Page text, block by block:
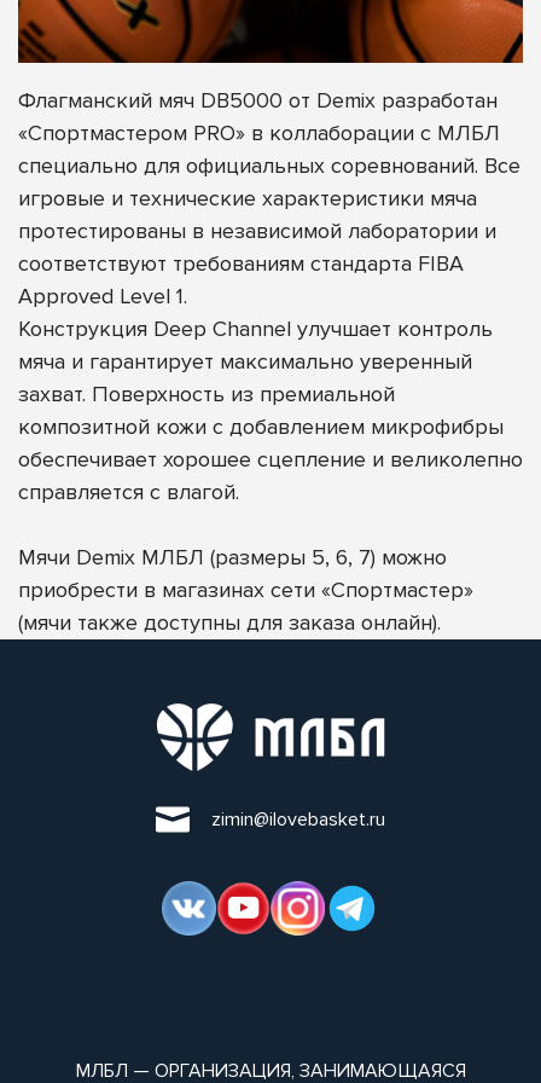
Флагманский мяч DB5000 от Demix разработан
«Спортмастером PRO» в коллаборации с МЛБЛ
специально для официальных соревнований. Все
игровые и технические характеристики мяча
протестированы в независимой лаборатории и
соответствуют требованиям стандарта FIBA
Approved Level 1.
Конструкция Deep Channel улучшает контроль
мяча и гарантирует максимально уверенный
захват. Поверхность из премиальной
композитной кожи с добавлением микрофибры
обеспечивает хорошее сцепление и великолепно
справляется с влагой.
Мячи Demix МЛБЛ (размеры 5, 6, 7) можно
приобрести в магазинах сети «Спортмастер»
(мячи также доступны для заказа онлайн).
zimin@ilovebasket.ru
МЛБЛ — ОРГАНИЗАЦИЯ, ЗАНИМАЮЩАЯСЯ